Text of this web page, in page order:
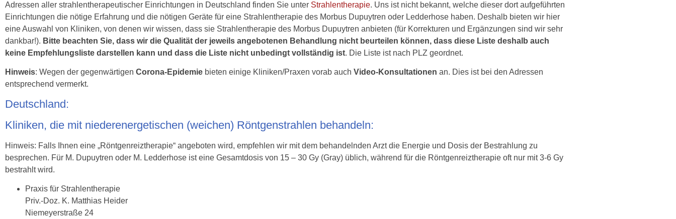
Adressen aller strahlentherapeutischer Einrichtungen in Deutschland finden Sie unter Strahlentherapie. Uns ist nicht bekannt, welche dieser dort aufgeführten
Einrichtungen die nötige Erfahrung und die nötigen Geräte für eine Strahlentherapie des Morbus Dupuytren oder Ledderhose haben. Deshalb bieten wir hier
eine Auswahl von Kliniken, von denen wir wissen, dass sie Strahlentherapie des Morbus Dupuytren anbieten (für Korrekturen und Ergänzungen sind wir sehr
dankbar!). Bitte beachten Sie, dass wir die Qualität der jeweils angebotenen Behandlung nicht beurteilen können, dass diese Liste deshalb auch
keine Empfehlungsliste darstellen kann und dass die Liste nicht unbedingt vollständig ist. Die Liste ist nach PLZ geordnet.
Hinweis: Wegen der gegenwärtigen Corona-Epidemie bieten einige Kliniken/Praxen vorab auch Video-Konsultationen an. Dies ist bei den Adressen
entsprechend vermerkt.
Deutschland:
Kliniken, die mit niederenergetischen (weichen) Röntgenstrahlen behandeln:
Hinweis: Falls Ihnen eine „Röntgenreiztherapie“ angeboten wird, empfehlen wir mit dem behandelnden Arzt die Energie und Dosis der Bestrahlung zu
besprechen. Für M. Dupuytren oder M. Ledderhose ist eine Gesamtdosis von 15 – 30 Gy (Gray) üblich, während für die Röntgenreiztherapie oft nur mit 3-6 Gy
bestrahlt wird.
Praxis für Strahlentherapie
Priv.-Doz. K. Matthias Heider
Niemeyerstraße 24